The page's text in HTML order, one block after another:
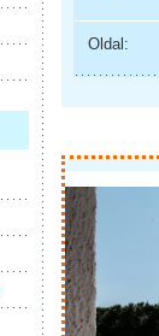
Oldal: